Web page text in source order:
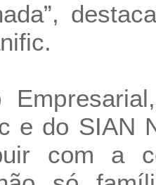
e do SIAN
com a